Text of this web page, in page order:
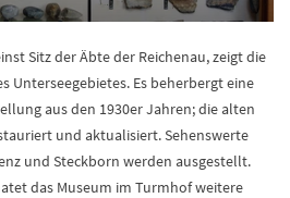
Sitz der Äbte der Reichenau, zeigt die
Unterseegebietes. Es beherbergt eine
aus den 1930er Jahren; die alten
und aktualisiert. Sehenswerte
und Steckborn werden ausgestellt.
das Museum im Turmhof weitere